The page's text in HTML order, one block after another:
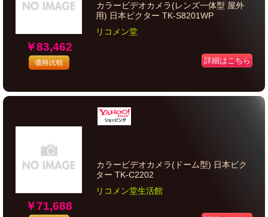
￥83,462
価格比較
カラービデオカメラ(レンズ一体型 屋外
用) 日本ビクター TK-S8201WP
リコメン堂
詳細はこちら
￥71,688
カラービデオカメラ(ドーム型) 日本ビク
ター TK-C2202
リコメン堂生活館